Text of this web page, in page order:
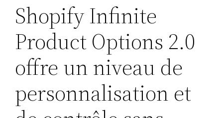
Shopify Infinite
Product Options 2.0
offre un niveau de
personnalisation et